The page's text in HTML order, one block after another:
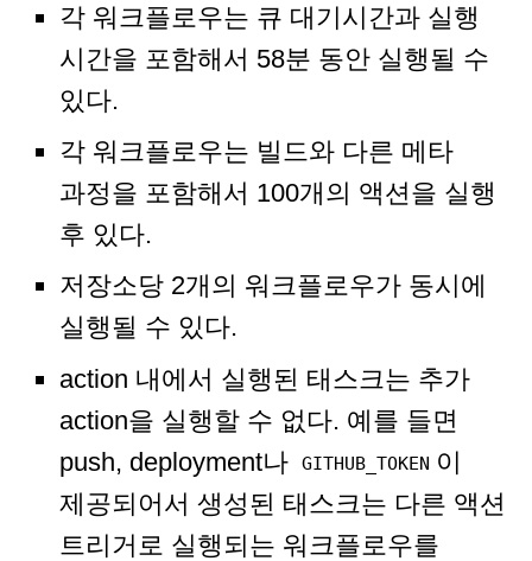
각 워크플로우는 큐 대기시간과 실행
시간을 포함해서 58분 동안 실행될 수
있다.
각 워크플로우는 빌드와 다른 메타
과정을 포함해서 100개의 액션을 실행
후 있다.
저장소당 2개의 워크플로우가 동시에
실행될 수 있다.
action 내에서 실행된 태스크는 추가
action을 실행할 수 없다. 예를 들면
push, deployment나
GITHUB_TOKEN 이
제공되어서 생성된 태스크는 다른 액션
트리거로 실행되는 워크플로우를